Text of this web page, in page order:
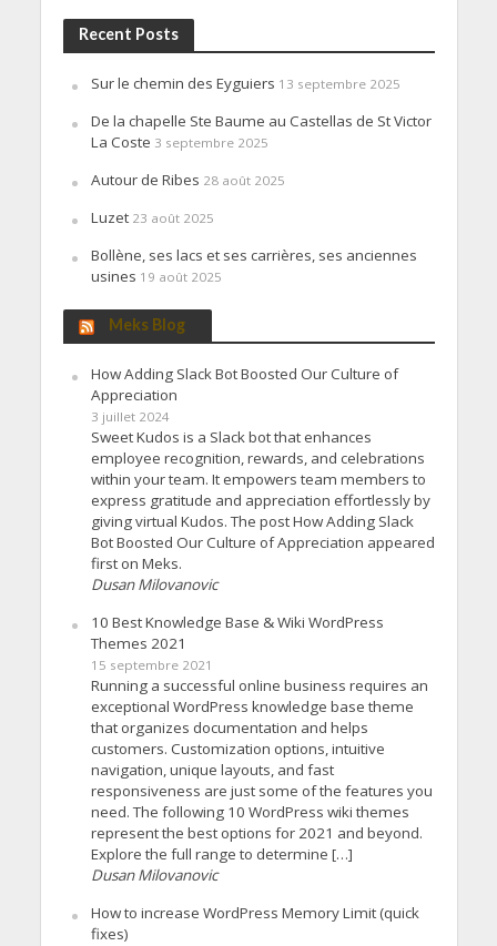
Recent Posts
Sur le chemin des Eyguiers 13 septembre 2025
De la chapelle Ste Baume au Castellas de St Victor
La Coste 3 septembre 2025
Autour de Ribes 28 août 2025
Luzet 23 août 2025
Bollène, ses lacs et ses carrières, ses anciennes
usines 19 août 2025
Meks Blog
How Adding Slack Bot Boosted Our Culture of
Appreciation
3 juillet 2024
Sweet Kudos is a Slack bot that enhances
employee recognition, rewards, and celebrations
within your team. It empowers team members to
express gratitude and appreciation effortlessly by
giving virtual Kudos. The post How Adding Slack
Bot Boosted Our Culture of Appreciation appeared
first on Meks.
Dusan Milovanovic
10 Best Knowledge Base & Wiki WordPress
Themes 2021
15 septembre 2021
Running a successful online business requires an
exceptional WordPress knowledge base theme
that organizes documentation and helps
customers. Customization options, intuitive
navigation, unique layouts, and fast
responsiveness are just some of the features you
need. The following 10 WordPress wiki themes
represent the best options for 2021 and beyond.
Explore the full range to determine […]
Dusan Milovanovic
How to increase WordPress Memory Limit (quick
fixes)